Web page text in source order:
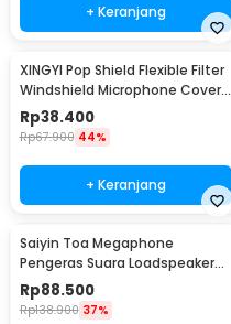
+ Keranjang
XINGYI Pop Shield Flexible Filter
Windshield Microphone Cover -
XY360
Rp38.400
Rp67.900 44%
+ Keranjang
Saiyin Toa Megaphone
Pengeras Suara Loadspeaker
Horn 7Tone Sirene 100W - HW-
1006
Rp88.500
Rp138.900 37%